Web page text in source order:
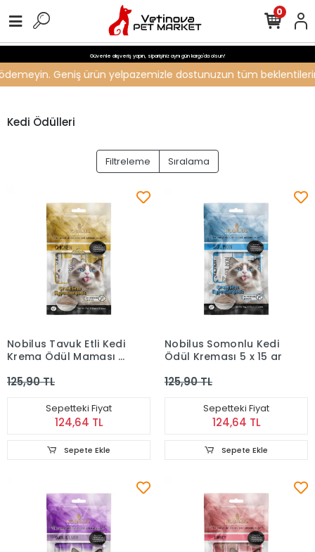
Güvenle alışveriş yapın, siparişiniz aynı gün kargo'da olsun!
Geniş ürün yelpazemizle dostunuzun tüm beklentilerini
0
Kedi Ödülleri
Filtreleme Sıralama
Nobilus Tavuk Etli Kedi
Krema Ödül Maması 5
125,90 TL
Sepetteki Fiyat
124,64 TL
Sepete Ekle
Nobilus Somonlu Kedi
Ödül Kreması 5 x 15 gr
125,90 TL
Sepetteki Fiyat
124,64 TL
Sepete Ekle